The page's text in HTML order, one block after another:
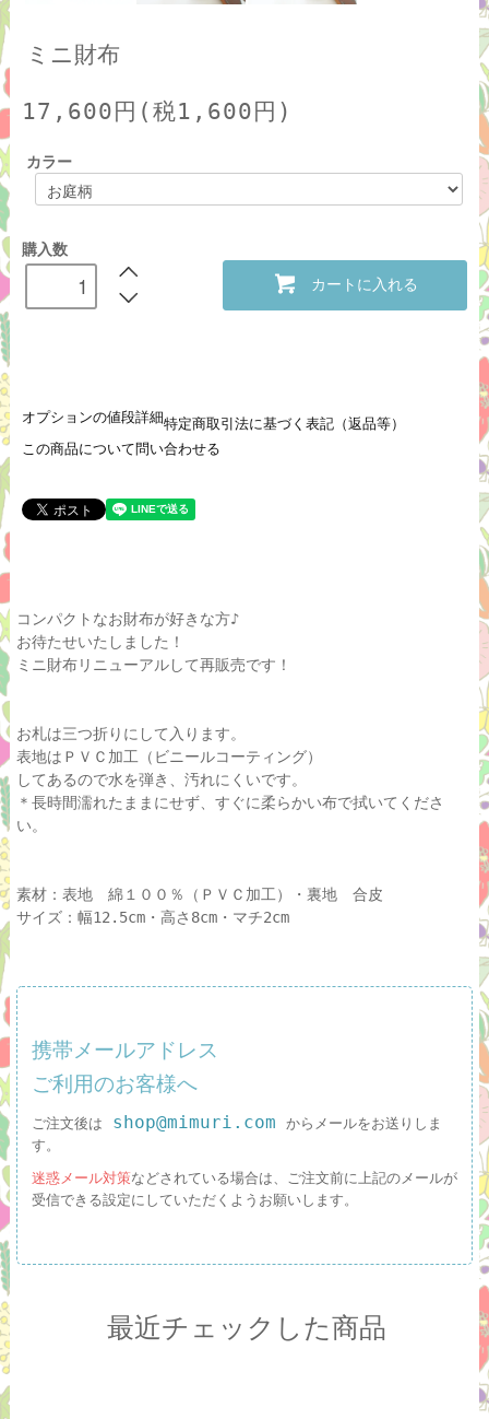
ミニ財布
17,600円(税1,600円)
カラー
購入数
カートに入れる
オプションの値段詳細特定商取引法に基づく表記（返品等）
この商品について問い合わせる
コンパクトなお財布が好きな方♪
お待たせいたしました！
ミニ財布リニューアルして再販売です！
お札は三つ折りにして入ります。
表地はＰＶＣ加工（ビニールコーティング）
してあるので水を弾き、汚れにくいです。
＊長時間濡れたままにせず、すぐに柔らかい布で拭いてくださ
い。
素材：表地 綿１００％（ＰＶＣ加工）・裏地 合皮
サイズ：幅12.5cm・高さ8cm・マチ2cm
携帯メールアドレス
ご利用のお客様へ
ご注文後は shop@mimuri.com
からメールをお送りしま
す。
迷惑メール対策などされている場合は、ご注文前に上記のメールが
受信できる設定にしていただくようお願いします。
最近チェックした商品